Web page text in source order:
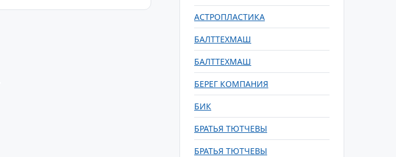
АСТРОПЛАСТИКА
БАЛТТЕХМАШ
БАЛТТЕХМАШ
БЕРЕГ КОМПАНИЯ
БИК
БРАТЬЯ ТЮТЧЕВЫ
БРАТЬЯ ТЮТЧЕВЫ